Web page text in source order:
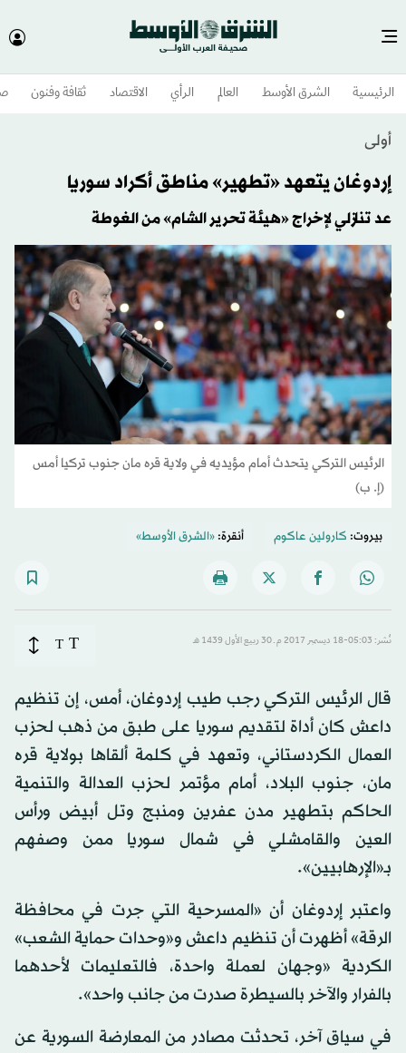
الرئيسية الشرق الأوسط​ العالم الرأي الاقتصاد ثقافة وفنون
أولى
إردوغان يتعهد «تطهير» مناطق أكراد سوريا
عد تنازلي لإخراج «هيئة تحرير الشام» من الغوطة
الرئيس التركي يتحدث أمام مؤيديه في ولاية قره مان جنوب تركيا أمس
(إ. ب)
بيروت: كارولين عاكوم أنقرة:«الشرق الأوسط»
نُشر: 05:03-18 ديسمبر 2017 م ـ 30 ربيع الأول 1439 هـ T
T
قال الرئيس التركي رجب طيب إردوغان، أمس، إن تنظيم
داعش كان أداة لتقديم سوريا على طبق من ذهب لحزب
العمال الكردستاني، وتعهد في كلمة ألقاها بولاية قره
مان، جنوب البلاد، أمام مؤتمر لحزب العدالة والتنمية
الحاكم بتطهير مدن عفرين ومنبج وتل أبيض ورأس
العين والقامشلي في شمال سوريا ممن وصفهم
بـ«الإرهابيين».
واعتبر إردوغان أن «المسرحية التي جرت في محافظة
الرقة» أظهرت أن تنظيم داعش و«وحدات حماية الشعب»
الكردية «وجهان لعملة واحدة، فالتعليمات لأحدهما
بالفرار والآخر بالسيطرة صدرت من جانب واحد».
في سياق آخر، تحدثت مصادر من المعارضة السورية عن